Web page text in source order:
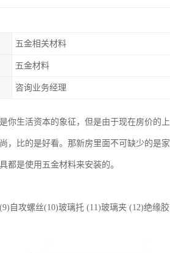
五金相关材料
五金材料
咨询业务经理
你生活资本的象征，但是由于现在房价的上
，比的是好看。那新房里面不可缺少的是家
都是使用五金材料来安装的。
自攻螺丝(10)玻璃托 (11)玻璃夹 (12)绝缘胶